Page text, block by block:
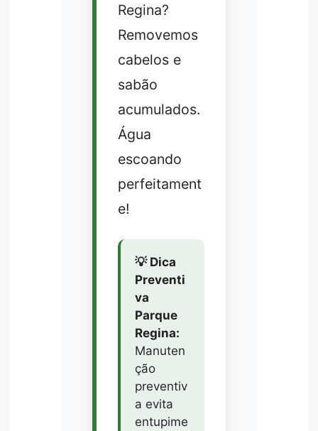
Regina?
Removemos
cabelos e
sabão
acumulados.
Água
escoando
perfeitament
e!
💡 Dica
Preventi
va
Parque
Regina:
Manuten
ção
preventiv
a evita
entupime